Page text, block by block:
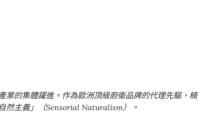
的集體躍進。作為歐洲頂級廚衛品牌的代理先驅，楠
然主義」（Sensorial Naturalism）。